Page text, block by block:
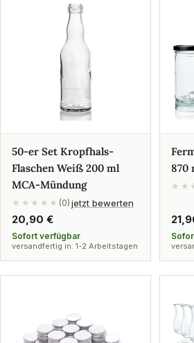
50-er Set Kropfhals-
Flaschen Weiß 200 ml
MCA-Mündung
★★★★★ (0) jetzt bewerten
Regulärer
Preis
20,90 €
Sofort verfügbar
versandfertig in: 1-2 Arbeitstagen
870